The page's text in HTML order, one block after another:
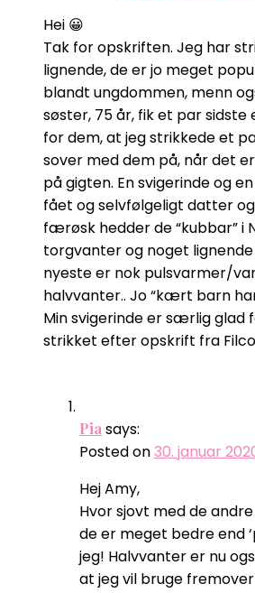
Hei 😀
Tak for opskriften. Jeg har
lignende, de er jo meget
blandt ungdommen, menn
søster, 75 år, fik et par
for dem, at jeg strikkede et
sover med dem på, når det
på gigten. En svigerinde og
fået og selvfølgeligt datter
færøsk hedder de “kubbar” i
torgvanter og noget lignende
nyeste er nok pulsvarmer/
halvvanter.. Jo “kært barn
Min svigerinde er særlig glad
strikket efter opskrift fra
Pia says:
Posted on30. januar
Hej Amy,
Hvor sjovt med de
de er meget bedre end
jeg! Halvvanter er nu
at jeg vil bruge fremover